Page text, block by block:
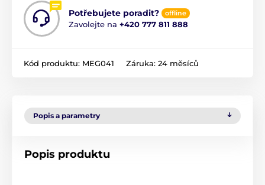
Potřebujete poradit? offline
Zavolejte na +420 777 811 888
Kód produktu: MEG041 Záruka: 24 měsíců
Popis a parametry
Popis produktu